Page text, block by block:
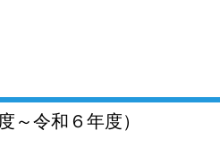
～令和６年度）